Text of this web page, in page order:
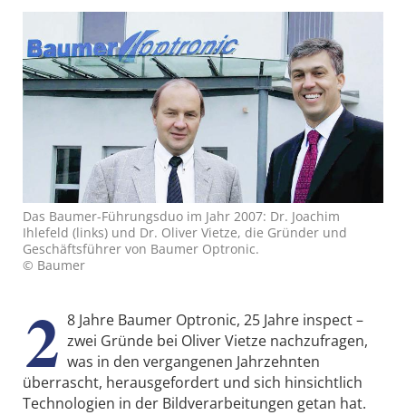
Das Baumer-Führungsduo im Jahr 2007: Dr. Joachim
Ihlefeld (links) und Dr. Oliver Vietze, die Gründer und
Geschäftsführer von Baumer Optronic.
© Baumer
2 8 Jahre Baumer Optronic, 25 Jahre inspect –
zwei Gründe bei Oliver Vietze nachzufragen,
was in den vergangenen Jahrzehnten
überrascht, herausgefordert und sich hinsichtlich
Technologien in der Bildverarbeitungen getan hat.